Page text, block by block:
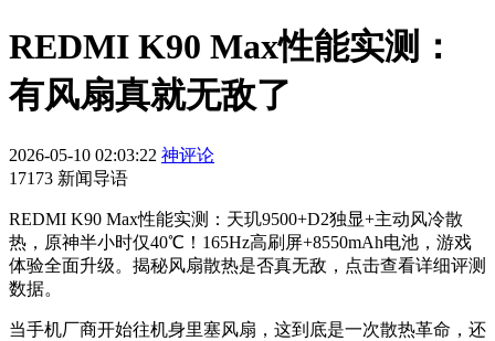
REDMI K90 Max性能实测：
有风扇真就无敌了
2026-05-10 02:03:22 神评论
17173 新闻导语
REDMI K90 Max性能实测：天玑9500+D2独显+主动风冷散
热，原神半小时仅40℃！165Hz高刷屏+8550mAh电池，游戏
体验全面升级。揭秘风扇散热是否真无敌，点击查看详细评测
数据。
当手机厂商开始往机身里塞风扇，这到底是一次散热革命，还